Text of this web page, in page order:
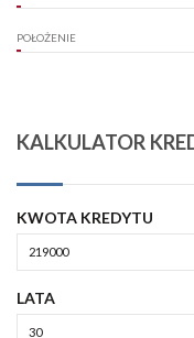
POŁOŻENIE
KALKULATOR
KWOTA KREDYTU
LATA